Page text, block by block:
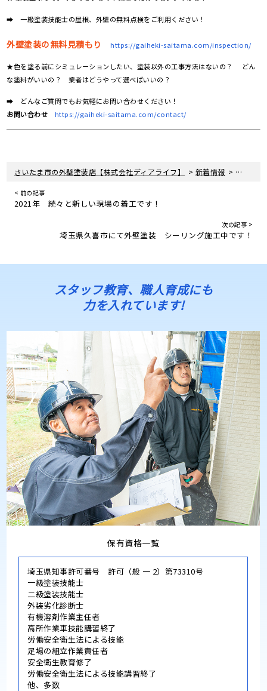
➡ 一級塗装技能士の屋根、外壁の無料点検をご利用ください！
外壁塗装の無料見積もり https://gaiheki-saitama.com/inspection/
★色を塗る前にシミュレーションしたい、塗装以外の工事方法はないの？ どん
な塗料がいいの？ 業者はどうやって選べばいいの？
➡ どんなご質問でもお気軽にお問い合わせください！
お問い合わせ
https://gaiheki-saitama.com/contact/
さいたま市の外壁塗装店【株式会社ディアライフ】 > 新着情報 > 埼玉県
< 前の記事
2021年 続々と新しい現場の着工です！
次の記事 >
埼玉県久喜市にて外壁塗装 シーリング施工中です！
スタッフ教育、職人育成にも
力を入れています!
保有資格一覧
埼玉県知事許可番号 許可（般 一 2）第73310号
一級塗装技能士
二級塗装技能士
外装劣化診断士
有機溶剤作業主任者
高所作業車技能講習終了
労働安全衛生法による技能
足場の組立作業責任者
安全衛生教育修了
労働安全衛生法による技能講習終了
他、多数